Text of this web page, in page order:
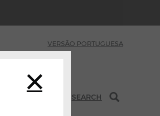
VERSÃO PORTUGUESA
SEARCH